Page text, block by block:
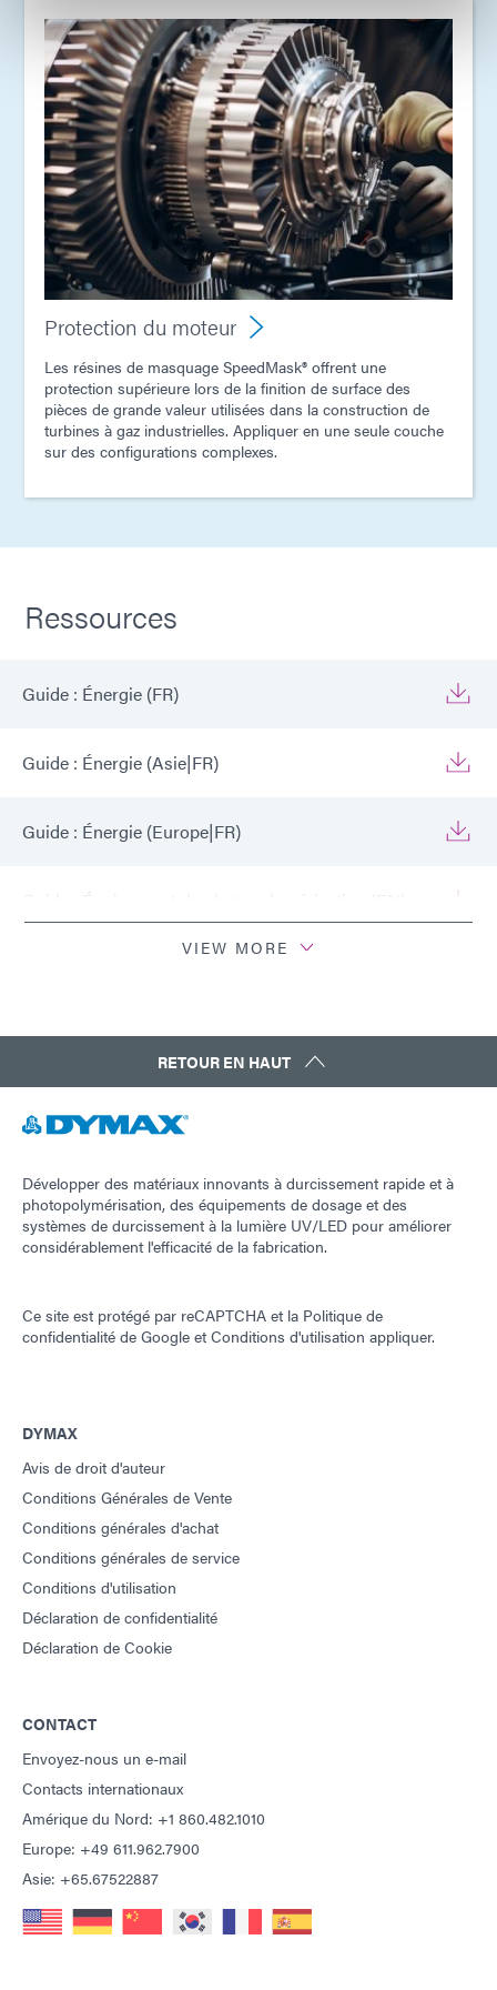
Protection du moteur
Les résines de masquage SpeedMask® offrent une
protection supérieure lors de la finition de surface des
pièces de grande valeur utilisées dans la construction de
turbines à gaz industrielles. Appliquer en une seule couche
sur des configurations complexes.
Ressources
Guide : Énergie (FR)
Guide : Énergie (Asie|FR)
Guide : Énergie (Europe|FR)
Guide : Équipement de photopolymérisation (EN)
Guide : Équipement de photopolymérisation
Guide : Équipement de photopolymérisation
Guide : Équipement de dosage (FR)
Guide : Équipement de dosage (Amériques | ES)
Guide : Technologie de photopolymérisation UV (FR)
VIEW MORE
RETOUR EN HAUT
Développer des matériaux innovants à durcissement rapide et à
photopolymérisation, des équipements de dosage et des
systèmes de durcissement à la lumière UV/LED pour améliorer
considérablement l'efficacité de la fabrication.
Ce site est protégé par reCAPTCHA et la Politique de
confidentialité de Google etConditions d'utilisation appliquer.
DYMAX
Avis de droit d'auteur
Conditions Générales de Vente
Conditions générales d'achat
Conditions générales de service
Conditions d'utilisation
Déclaration de confidentialité
Déclaration de Cookie
CONTACT
Envoyez-nous un e-mail
Contacts internationaux
Amérique du Nord: +1 860.482.1010
Europe: +49 611.962.7900
Asie: +65.67522887